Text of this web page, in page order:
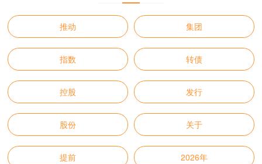
推动 集团
指数 转债
控股 发行
股份 关于
提前 2026年